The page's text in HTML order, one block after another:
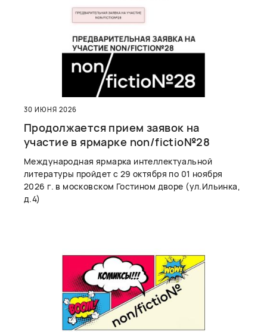
30 ИЮНЯ 2026
Продолжается прием заявок на
участие в ярмарке non/fictio№28
Международная ярмарка интеллектуальной
литературы пройдет с 29 октября по 01 ноября
2026 г. в московском Гостином дворе (ул.Ильинка,
д.4)